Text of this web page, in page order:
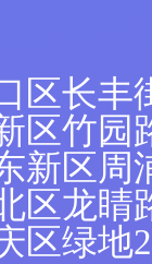
区长丰
区竹园
新区周
区龙睛
区绿地